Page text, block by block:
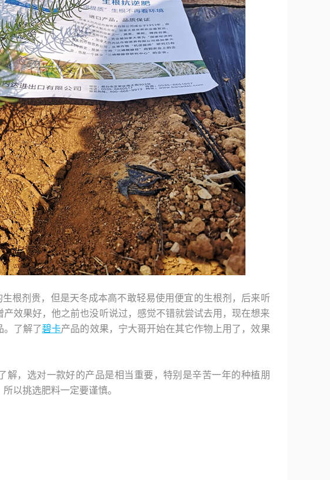
根剂贵，但是天冬成本高不敢轻易使用便宜的生根剂，后来听
效果好，他之前也没听说过，感觉不错就尝试去用，现在想来
。了解了碧卡产品的效果，宁大哥开始在其它作物上用了，效果
解，选对一款好的产品是相当重要，特别是辛苦一年的种植朋
以挑选肥料一定要谨慎。